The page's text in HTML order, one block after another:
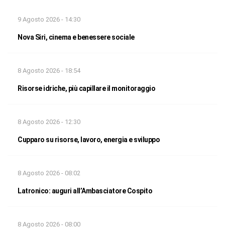
9 Agosto 2026 - 14:30
Nova Siri, cinema e benessere sociale
8 Agosto 2026 - 18:54
Risorse idriche, più capillare il monitoraggio
8 Agosto 2026 - 12:30
Cupparo su risorse, lavoro, energia e sviluppo
8 Agosto 2026 - 08:02
Latronico: auguri all’Ambasciatore Cospito
8 Agosto 2026 - 08:00